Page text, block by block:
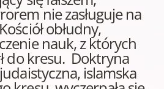
nie zasługuje na
obłudny,
nauk, z których
do kresu. Doktryna
islamska